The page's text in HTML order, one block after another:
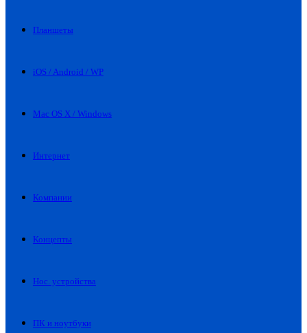
Планшеты
iOS / Android / WP
Mac OS X / Windows
Интернет
Компании
Концепты
Нос. устройства
ПК и ноутбуки